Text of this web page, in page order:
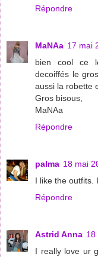
Répondre
MaNAa 17 mai
bien cool ce
decoiffés le
aussi la robette
Gros bisous,
MaNAa
Répondre
palma 18 mai
I like the outfits.
Répondre
Astrid Anna 18
I really love ur